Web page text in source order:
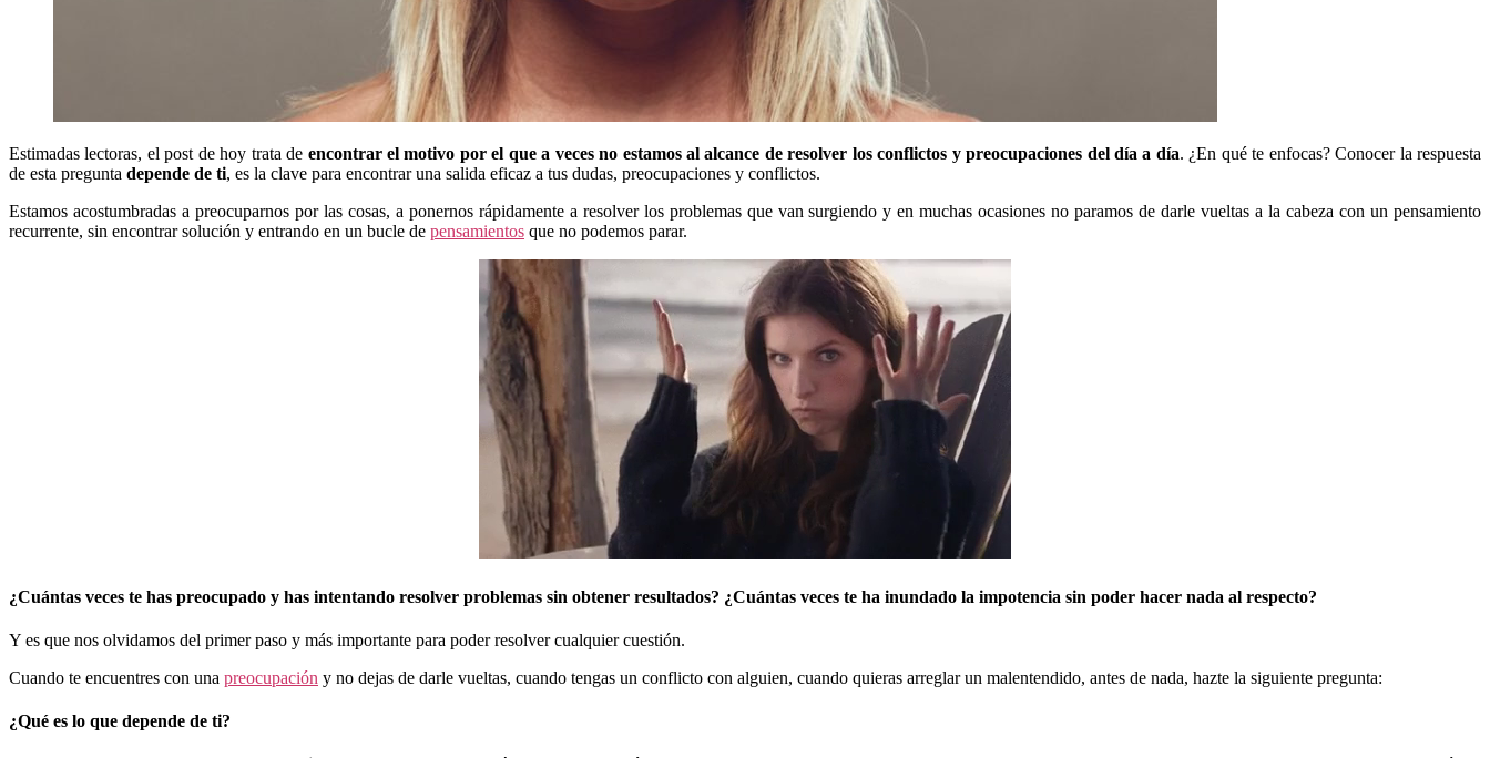
Estimadas lectoras, el post de hoy trata de encontrar el motivo por el que a veces no estamos al alcance de resolver los conflictos y preocupaciones del día a día. ¿En qué te enfocas? Conocer la respuesta
de esta pregunta depende de ti, es la clave para encontrar una salida eficaz a tus dudas, preocupaciones y conflictos.
Estamos acostumbradas a preocuparnos por las cosas, a ponernos rápidamente a resolver los problemas que van surgiendo y en muchas ocasiones no paramos de darle vueltas a la cabeza con un pensamiento
recurrente, sin encontrar solución y entrando en un bucle de pensamientos que no podemos parar.
¿Cuántas veces te has preocupado y has intentando resolver problemas sin obtener resultados? ¿Cuántas veces te ha inundado la impotencia sin poder hacer nada al respecto?
Y es que nos olvidamos del primer paso y más importante para poder resolver cualquier cuestión.
Cuando te encuentres con una preocupación y no dejas de darle vueltas, cuando tengas un conflicto con alguien, cuando quieras arreglar un malentendido, antes de nada, hazte la siguiente pregunta:
¿Qué es lo que depende de ti?